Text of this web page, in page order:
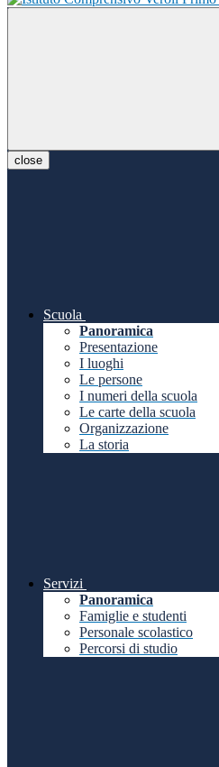
close
Scuola
Panoramica
Presentazione
I luoghi
Le persone
I numeri della scuola
Le carte della scuola
Organizzazione
La storia
Servizi
Panoramica
Famiglie e studenti
Personale scolastico
Percorsi di studio